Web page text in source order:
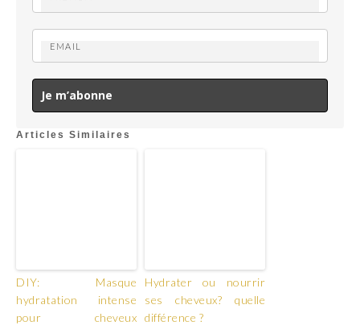
Je m’abonne
Articles Similaires
DIY: Masque
hydratation intense
pour cheveux
Hydrater ou nourrir
ses cheveux? quelle
différence ?